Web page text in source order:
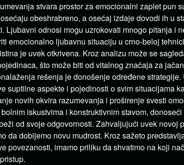
stvara prostor za emocionalni zaplet pun
obeshrabreno, a osećaj izdaje dovodi ih u
Ljubavni odnosi mogu uzrokovati mnogo pitanja i
emocionalno ljubavnu situaciju u crno-beloj
je uvek otkrivena. Kroz analizu može se
što može biti od vitalnog značaja za
rešenja je donošenje određene
suptilne aspekte i pojedinosti o svim situacijama
novih okvira razumevanja i proširenje svesti
iskustvima i konstruktivnim stavom,
od svoje odgovornosti. Zahvaljujući uvek novoj
da dobijemo novu mudrost. Kroz sažeto
povezanosti, imamo priliku da shvatimo na koji